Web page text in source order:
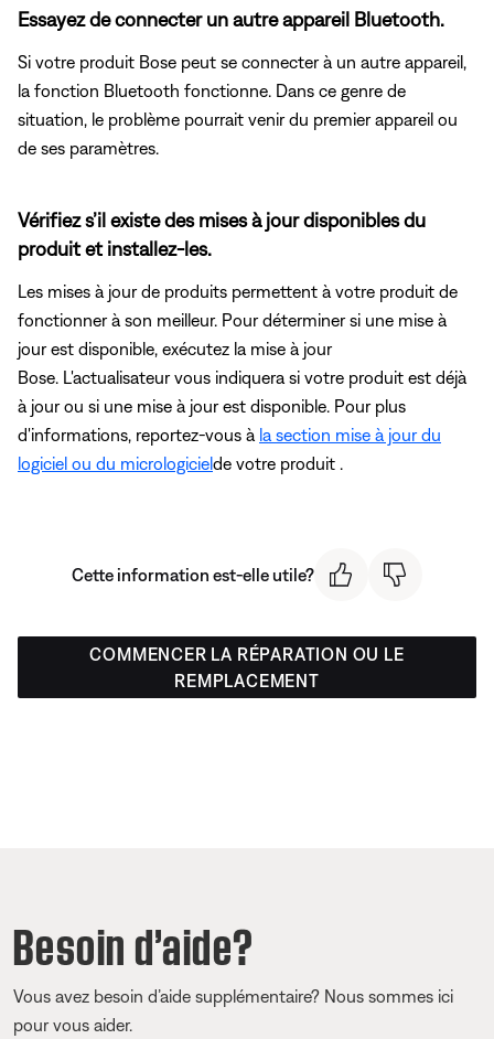
Essayez de connecter un autre appareil Bluetooth.
Si votre produit Bose peut se connecter à un autre appareil,
la fonction Bluetooth fonctionne. Dans ce genre de
situation, le problème pourrait venir du premier appareil ou
de ses paramètres.
Vérifiez s’il existe des mises à jour disponibles du
produit et installez-les.
Les mises à jour de produits permettent à votre produit de
fonctionner à son meilleur. Pour déterminer si une mise à
jour est disponible, exécutez la mise à jour
Bose. L'actualisateur vous indiquera si votre produit est déjà
à jour ou si une mise à jour est disponible. Pour plus
d'informations, reportez-vous à la section mise à jour du
logiciel ou du micrologicielde votre produit .
Cette information est-elle utile?
COMMENCER LA RÉPARATION OU LE
REMPLACEMENT
Besoin d’aide?
Vous avez besoin d’aide supplémentaire? Nous sommes ici
pour vous aider.